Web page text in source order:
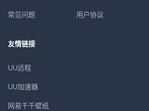
常见问题 用户协议
友情链接
UU远程
UU加速器
网易千千壁纸